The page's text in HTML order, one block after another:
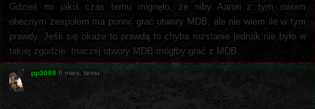
Gdzieś mi jakiś czas temu mignęło, że niby Aaron z tym swoim
obecnym zespołem ma ponoć grać utwory MDB, ale nie wiem ile w tym
prawdy. Jeśli się okaże to prawdą to chyba rozstanie jednak nie było w
takiej zgodzie. Inaczej utwory MDB mógłby grać z MDB.
pp3088 6 mies. temu